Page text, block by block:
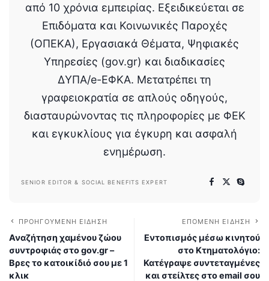
από 10 χρόνια εμπειρίας. Εξειδικεύεται σε
Επιδόματα και Κοινωνικές Παροχές
(ΟΠΕΚΑ), Εργασιακά Θέματα, Ψηφιακές
Υπηρεσίες (gov.gr) και διαδικασίες
ΔΥΠΑ/e-ΕΦΚΑ. Μετατρέπει τη
γραφειοκρατία σε απλούς οδηγούς,
διασταυρώνοντας τις πληροφορίες με ΦΕΚ
και εγκυκλίους για έγκυρη και ασφαλή
ενημέρωση.
SENIOR EDITOR & SOCIAL BENEFITS EXPERT
ΠΡΟΗΓΟΎΜΕΝΗ ΕΊΔΗΣΗ
Αναζήτηση χαμένου ζώου
συντροφιάς στο gov.gr –
Βρες το κατοικίδιό σου με 1
κλικ
ΕΠΌΜΕΝΗ ΕΊΔΗΣΗ
Εντοπισμός μέσω κινητού
στο Κτηματολόγιο:
Κατέγραψε συντεταγμένες
και στείλτες στο email σου